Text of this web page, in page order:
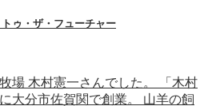
ゥ・ザ・フューチャー
場 木村憲一さんでした。 「木村
大分市佐賀関で創業。 山羊の飼